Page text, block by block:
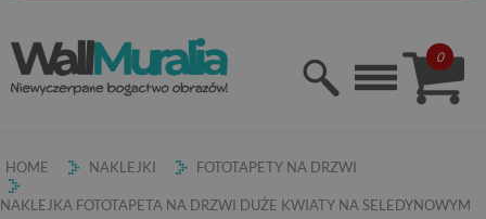
0
HOME NAKLEJKI FOTOTAPETY NA DRZWI
NAKLEJKA FOTOTAPETA NA DRZWI DUŻE KWIATY NA SELEDYNOWYM